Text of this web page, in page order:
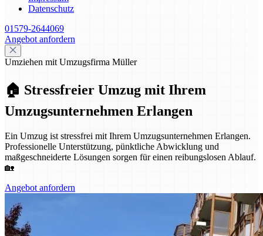
Datenschutz
01579-2644069
Angebot anfordern
Umziehen mit Umzugsfirma Müller
🏠 Stressfreier Umzug mit Ihrem
Umzugsunternehmen Erlangen
Ein Umzug ist stressfrei mit Ihrem Umzugsunternehmen Erlangen.
Professionelle Unterstützung, pünktliche Abwicklung und
maßgeschneiderte Lösungen sorgen für einen reibungslosen Ablauf.
🏡
Angebot anfordern